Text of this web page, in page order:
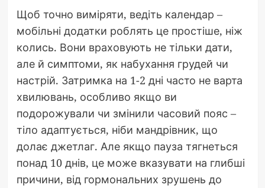
Щоб точно виміряти, ведіть календар –
мобільні додатки роблять це простіше, ніж
колись. Вони враховують не тільки дати,
але й симптоми, як набухання грудей чи
настрій. Затримка на 1-2 дні часто не варта
хвилювань, особливо якщо ви
подорожували чи змінили часовий пояс –
тіло адаптується, ніби мандрівник, що
долає джетлаг. Але якщо пауза тягнеться
понад 10 днів, це може вказувати на глибші
причини, від гормональних зрушень до